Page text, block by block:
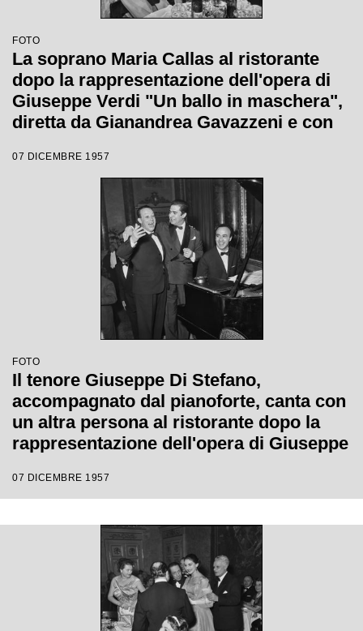
FOTO
La soprano Maria Callas al ristorante
dopo la rappresentazione dell'opera di
Giuseppe Verdi "Un ballo in maschera",
diretta da Gianandrea Gavazzeni e con
quale è stata inaugurata la stagione
lirica 1957-1958 del Teatro alla Scala
07 DICEMBRE 1957
FOTO
Il tenore Giuseppe Di Stefano,
accompagnato dal pianoforte, canta con
un altra persona al ristorante dopo la
rappresentazione dell'opera di Giuseppe
Gianandrea Gavazzeni e con la regia di
stata inaugurata la stagione lirica 1957-
1958 del Teatro alla Scala
07 DICEMBRE 1957